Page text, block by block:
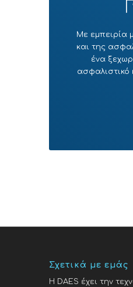
Με εμπειρία
και της
ένα
ασφαλιστικό
Σχετικά με εμάς
H DAES έχει την